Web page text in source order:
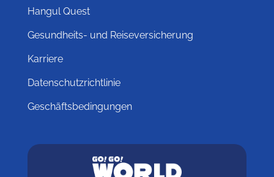
Hangul Quest
Gesundheits- und Reiseversicherung
Karriere
Datenschutzrichtlinie
Geschäftsbedingungen